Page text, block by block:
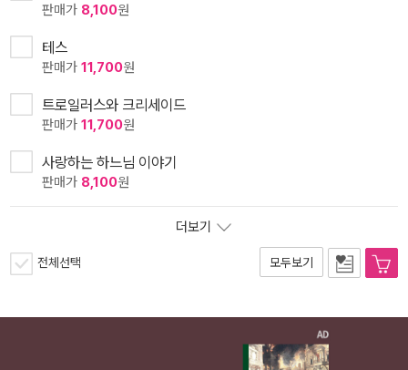
판매가 8,100원
테스
판매가 11,700원
트로일러스와 크리세이드
판매가 11,700원
사랑하는 하느님 이야기
판매가 8,100원
더보기
전체선택 모두보기